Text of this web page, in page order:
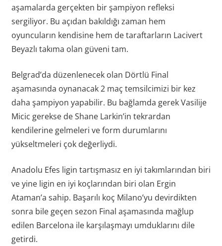
aşamalarda gerçekten bir şampiyon refleksi
sergiliyor. Bu açıdan bakıldığı zaman hem
oyuncuların kendisine hem de taraftarların Lacivert
Beyazlı takıma olan güveni tam.
Belgrad’da düzenlenecek olan Dörtlü Final
aşamasında oynanacak 2 maç temsilcimizi bir kez
daha şampiyon yapabilir. Bu bağlamda gerek Vasilije
Micic gerekse de Shane Larkin’in tekrardan
kendilerine gelmeleri ve form durumlarını
yükseltmeleri çok değerliydi.
Anadolu Efes ligin tartışmasız en iyi takımlarından biri
ve yine ligin en iyi koçlarından biri olan Ergin
Ataman’a sahip. Başarılı koç Milano’yu devirdikten
sonra bile geçen sezon Final aşamasında mağlup
edilen Barcelona ile karşılaşmayı umduklarını dile
getirdi.